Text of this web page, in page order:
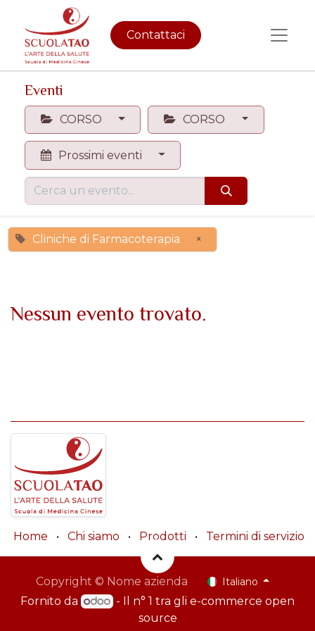
Contattaci
Eventi
CORSO CORSO
Prossimi eventi
Cliniche di Farmacoterapia ×
Nessun evento trovato.
Home • Chi siamo • Prodotti • Termini di servizio
Copyright © Nome azienda Italiano
Fornito da - Il n° 1 tra glie-commerce open
source